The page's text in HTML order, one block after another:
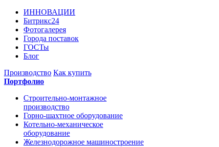
ИННОВАЦИИ
Битрикс24
Фотогалерея
Города поставок
ГОСТы
Блог
Производство Как купить
Портфолио
Строительно-монтажное
производство
Горно-шахтное оборудование
Котельно-механическое
оборудование
Железнодорожное машиностроение